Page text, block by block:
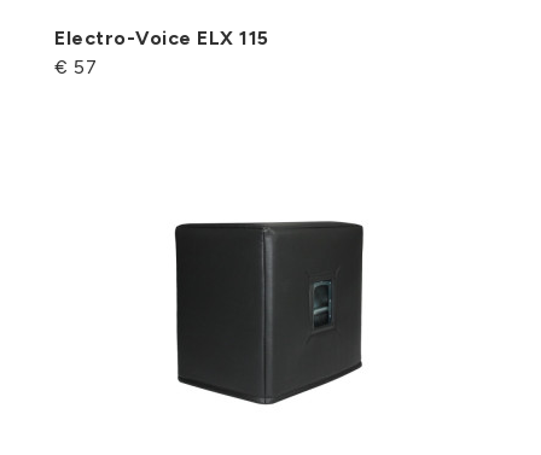
Electro-Voice ELX 115
€ 57